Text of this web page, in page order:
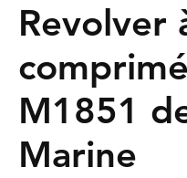
Revolver
comprimé
M1851
Marine